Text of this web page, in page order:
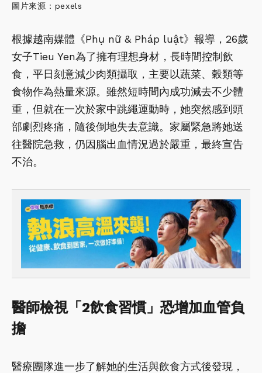
圖片來源：pexels
根據越南媒體《Phụ nữ & Pháp luật》報導，26歲
女子Tieu Yen為了擁有理想身材，長時間控制飲
食，平日刻意減少肉類攝取，主要以蔬菜、穀類等
食物作為熱量來源。雖然短時間內成功減去不少體
重，但就在一次於家中跳繩運動時，她突然感到頭
部劇烈疼痛，隨後倒地失去意識。家屬緊急將她送
往醫院急救，仍因腦出血情況過於嚴重，最終宣告
不治。
醫師檢視「2飲食習慣」恐增加血管負
擔
醫療團隊進一步了解她的生活與飲食方式後發現，